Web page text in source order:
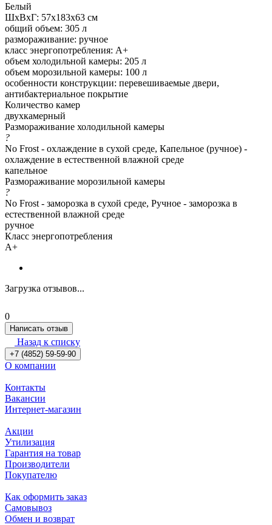
Белый
ШхВхГ: 57х183х63 см
общий объем: 305 л
размораживание: ручное
класс энергопотребления: A+
объем холодильной камеры: 205 л
объем морозильной камеры: 100 л
особенности конструкции: перевешиваемые двери,
антибактериальное покрытие
Количество камер
двухкамерный
Размораживание холодильной камеры
?
No Frost - охлаждение в сухой среде, Капельное (ручное) -
охлаждение в естественной влажной среде
капельное
Размораживание морозильной камеры
?
No Frost - заморозка в сухой среде, Ручное - заморозка в
естественной влажной среде
ручное
Класс энергопотребления
A+
Загрузка отзывов...
0
Написать отзыв
Назад к списку
+7 (4852) 59-59-90
О компании
Контакты
Вакансии
Интернет-магазин
Акции
Утилизация
Гарантия на товар
Производители
Покупателю
Как оформить заказ
Самовывоз
Обмен и возврат